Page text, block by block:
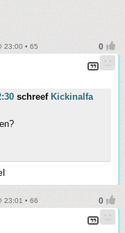
23:00 • 65
schreef Kickinalfa
23:01 • 66